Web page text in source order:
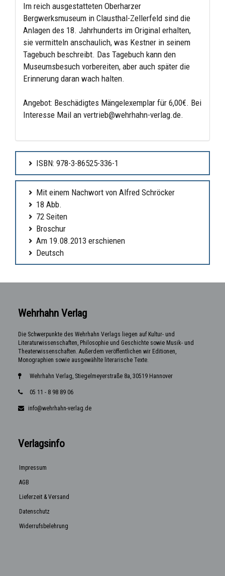
Im reich ausgestatteten Oberharzer
Bergwerksmuseum in Clausthal-Zellerfeld sind die
Anlagen des 18. Jahrhunderts im Original erhalten,
sie vermitteln anschaulich, was Kestner in seinem
Tagebuch beschreibt. Das Tagebuch kann den
Museumsbesuch vorbereiten, aber auch später die
Erinnerung daran wach halten.
Angebot: Beschädigtes Mängelexemplar für 6,00€. Bei
Interesse Mail an vertrieb@wehrhahn-verlag.de.
ISBN: 978-3-86525-336-1
Mit einem Nachwort von Alfred Schröcker
18 Abb.
72 Seiten
Broschur
Am 19.08.2013 erschienen
Deutsch
Wehrhahn Verlag
Die Schwerpunkte des Wehrhahn Verlags liegen auf Kultur- und
Literaturwissenschaften, Philosophie und Geschichte sowie Musik- und
Theaterwissenschaften. Außerdem veröffentlichen wir Editionen,
Monographien sowie ausgewählte literarische Texte.
Wehrhahn Verlag, Stiegelmeyerstraße 8a, 30519 Hannover
05 11 - 8 98 89 06
info@wehrhahn-verlag.de
Verlagsinfo
Impressum
AGB
Lieferzeit & Versand
Datenschutz
Widerrufsbelehrung